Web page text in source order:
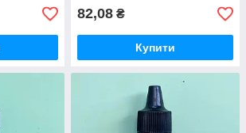
82,08 ₴
Купити